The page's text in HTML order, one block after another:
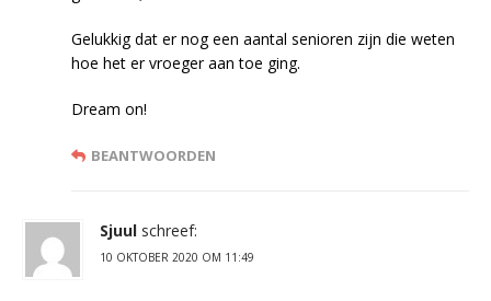
Gelukkig dat er nog een aantal senioren zijn die weten
hoe het er vroeger aan toe ging.
Dream on!
BEANTWOORDEN
Sjuul schreef:
10 OKTOBER 2020 OM 11:49